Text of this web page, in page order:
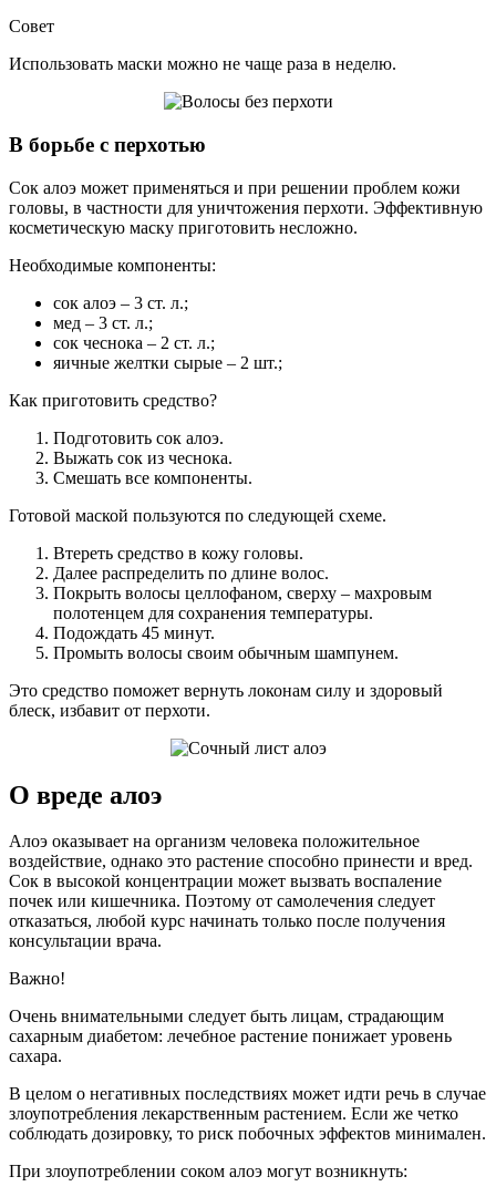
Совет
Использовать маски можно не чаще раза в неделю.
В борьбе с перхотью
Сок алоэ может применяться и при решении проблем кожи
головы, в частности для уничтожения перхоти. Эффективную
косметическую маску приготовить несложно.
Необходимые компоненты:
сок алоэ – 3 ст. л.;
мед – 3 ст. л.;
сок чеснока – 2 ст. л.;
яичные желтки сырые – 2 шт.;
Как приготовить средство?
Подготовить сок алоэ.
Выжать сок из чеснока.
Смешать все компоненты.
Готовой маской пользуются по следующей схеме.
Втереть средство в кожу головы.
Далее распределить по длине волос.
Покрыть волосы целлофаном, сверху – махровым
полотенцем для сохранения температуры.
Подождать 45 минут.
Промыть волосы своим обычным шампунем.
Это средство поможет вернуть локонам силу и здоровый
блеск, избавит от перхоти.
О вреде алоэ
Алоэ оказывает на организм человека положительное
воздействие, однако это растение способно принести и вред.
Сок в высокой концентрации может вызвать воспаление
почек или кишечника. Поэтому от самолечения следует
отказаться, любой курс начинать только после получения
консультации врача.
Важно!
Очень внимательными следует быть лицам, страдающим
сахарным диабетом: лечебное растение понижает уровень
сахара.
В целом о негативных последствиях может идти речь в случае
злоупотребления лекарственным растением. Если же четко
соблюдать дозировку, то риск побочных эффектов минимален.
При злоупотреблении соком алоэ могут возникнуть: